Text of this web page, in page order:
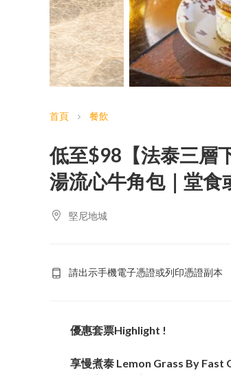
首頁 chevron_right 餐飲
低至$98【法泰三層
湯流心牛角包｜堂食
堅尼地城
請出示手機電子憑證或列印憑證副本
優惠套票Highlight !
享慢煮泰 Lemon Grass By Fast